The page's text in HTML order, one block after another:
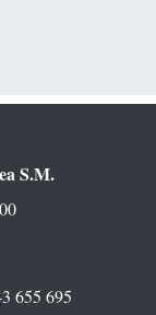
S.M.
655 695